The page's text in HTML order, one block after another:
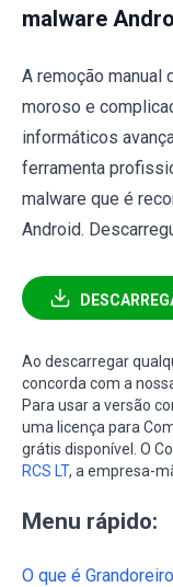
malware
A remoção manual
moroso e
informáticos
ferramenta
malware que é
Android.
Ao descarregar
concorda com a
Para usar a versão
uma licença para
grátis disponível. O
RCS LT, a empresa-
Menu rápido:
O que é